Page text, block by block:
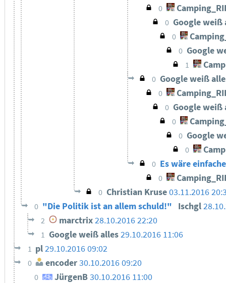
0
0 Google weiß
0
0 Google
1
0 Google weiß
0
0 Google weiß
0
0 Google
0
0 Es wäre
0
0 Christian Kruse03.11.2016
0 "Die Politik ist an allem schuld!" Ischgl
2 marctrix28.10.2016 22:20
1 Google weiß alles29.10.2016 11:06
1 pl29.10.2016 09:02
0 encoder30.10.2016 09:20
0 JürgenB30.10.2016 11:00